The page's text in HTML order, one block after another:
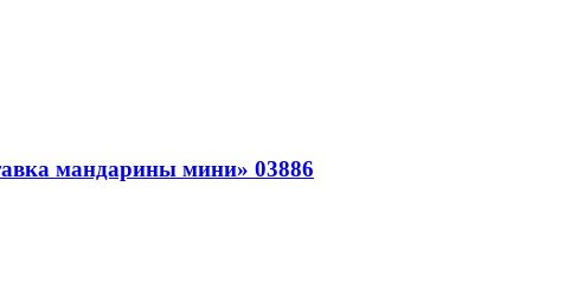
мандарины мини» 03886